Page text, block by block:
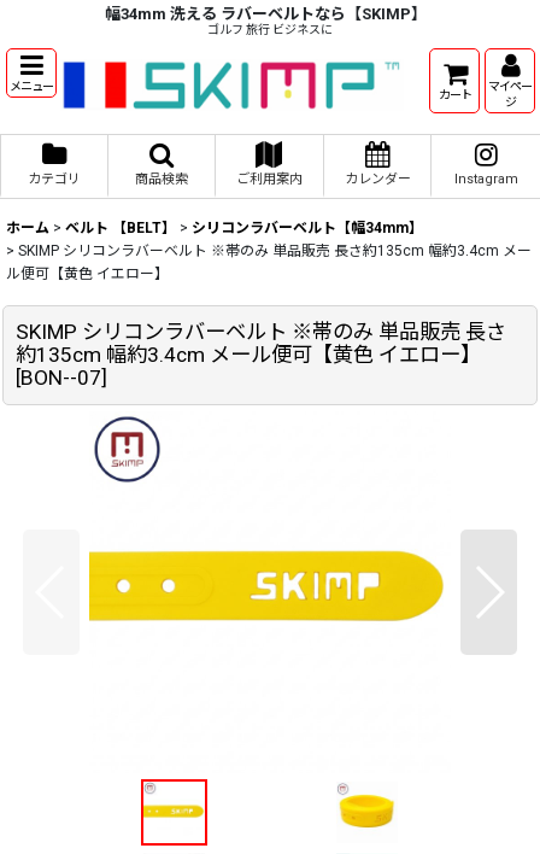
幅34mm 洗える ラバーベルトなら【SKIMP】
ゴルフ 旅行 ビジネスに
メニュー
カート
マイペー
ジ
カテゴリ 商品検索 ご利用案内 カレンダー Instagram
ホーム > ベルト 【BELT】 > シリコンラバーベルト【幅34mm】
> SKIMP シリコンラバーベルト ※帯のみ 単品販売 長さ約135cm 幅約3.4cm メー
ル便可【黄色 イエロー】
SKIMP シリコンラバーベルト ※帯のみ 単品販売 長さ
約135cm 幅約3.4cm メール便可【黄色 イエロー】
[BON--07]